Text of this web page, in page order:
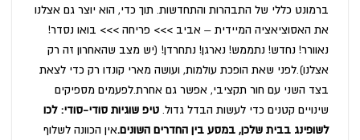
ברמונט כללי של התבהרות והתחדשות. תוך כדי, הוא יוצר גם אצלנו
את האסוציאציה המיידית – אביב >>> פריחה >>> בואו נסדר!
נאוורר! נחדש! נתממש! נארגן! נתחרדן! (יש מצב שהאחרון זה רק
אצלנו).לפני שאת הופכת עולמות, ועושה מארי קונדו רק כדי לצאת
בצד השני עם חור תקציבי, אפשר גם אחרת.לפעמים מספיקים
שינויים קטנים כדי לעשות הבדל גדול. טיפ שוגיות סודי-סודי: לכו
לשופינג בבית שלכן, במסע בין החדרים השונים.אין הכוונה לשלוף